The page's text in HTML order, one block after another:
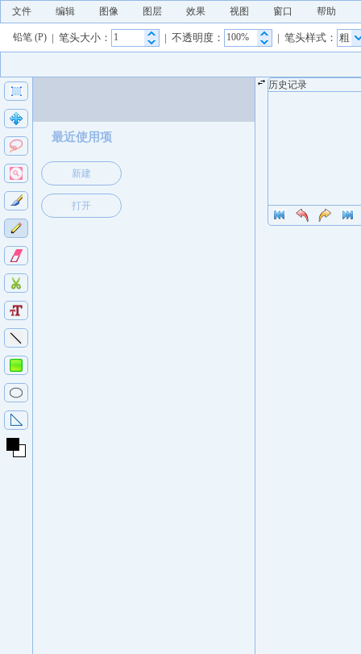
文件 编辑 图像 图层 效果 视图 窗口 帮助
铅笔 (P) | 笔头大小： | 不透明度： | 笔头样式： 粗
最近使用项
新建
打开
历史记录